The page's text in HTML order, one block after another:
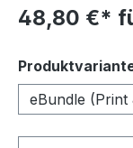
48,80 €*
eBundle (Print